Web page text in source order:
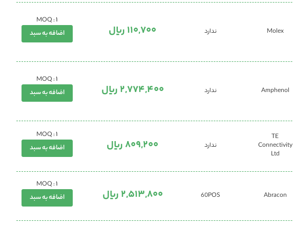
Molex ندارد 110,700 ریال
MOQ : 1
اضافه به سبد
Amphenol ندارد 2,774,400 ریال
MOQ : 1
اضافه به سبد
TE
Connectivity
Ltd
ندارد 809,200 ریال
MOQ : 1
اضافه به سبد
Abracon
60POS 2,513,800 ریال
MOQ : 1
اضافه به سبد